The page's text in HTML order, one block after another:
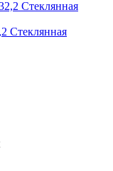
Стеклянная